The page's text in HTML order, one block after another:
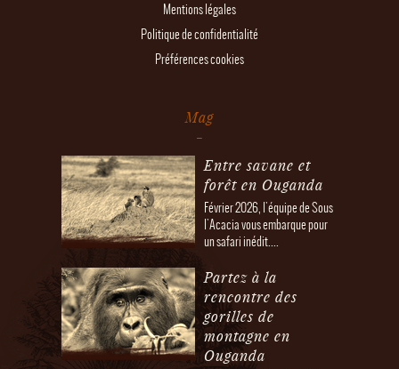
Mentions légales
Politique de confidentialité
Préférences cookies
Mag
Entre savane et
forêt en Ouganda
Février 2026, l'équipe de Sous
l'Acacia vous embarque pour
un safari inédit....
Partez à la
rencontre des
gorilles de
montagne en
Ouganda